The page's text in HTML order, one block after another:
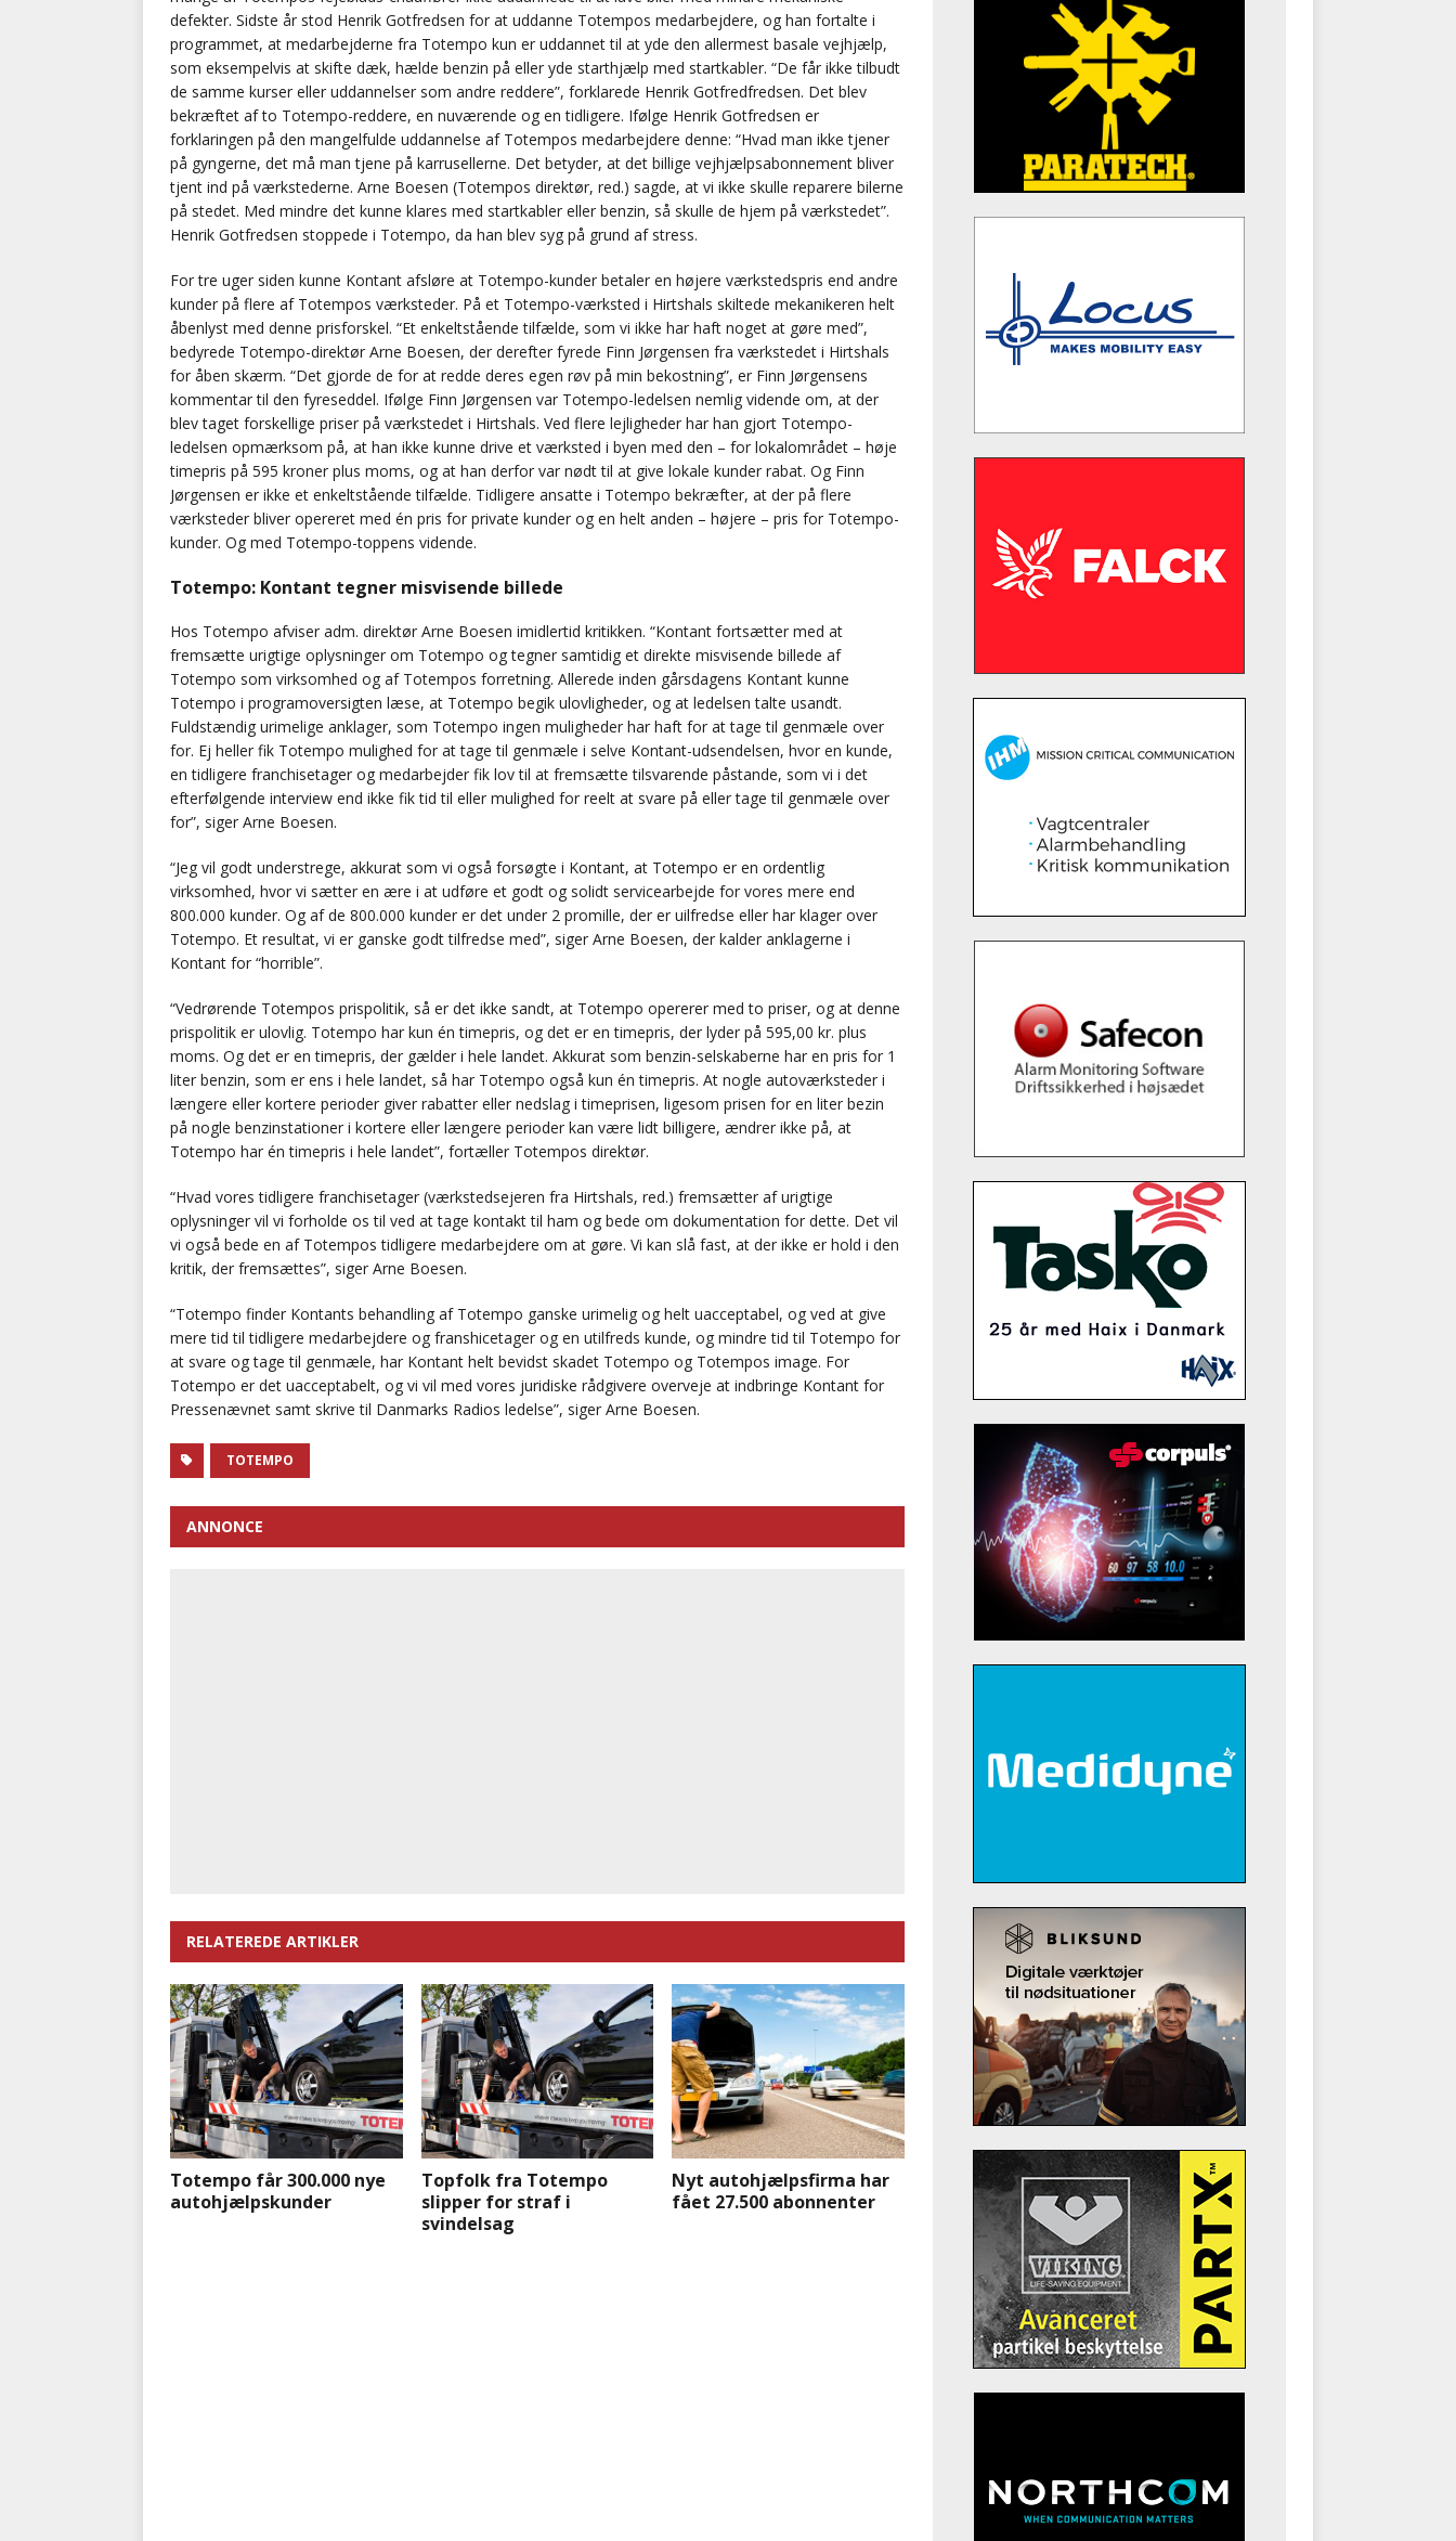
defekter. Sidste år stod Henrik Gotfredsen for at uddanne Totempos medarbejdere, og han fortalte i
programmet, at medarbejderne fra Totempo kun er uddannet til at yde den allermest basale vejhjælp,
som eksempelvis at skifte dæk, hælde benzin på eller yde starthjælp med startkabler. “De får ikke tilbudt
de samme kurser eller uddannelser som andre reddere”, forklarede Henrik Gotfredfredsen. Det blev
bekræftet af to Totempo-reddere, en nuværende og en tidligere. Ifølge Henrik Gotfredsen er
forklaringen på den mangelfulde uddannelse af Totempos medarbejdere denne: “Hvad man ikke tjener
på gyngerne, det må man tjene på karrusellerne. Det betyder, at det billige vejhjælpsabonnement bliver
tjent ind på værkstederne. Arne Boesen (Totempos direktør, red.) sagde, at vi ikke skulle reparere bilerne
på stedet. Med mindre det kunne klares med startkabler eller benzin, så skulle de hjem på værkstedet”.
Henrik Gotfredsen stoppede i Totempo, da han blev syg på grund af stress.
For tre uger siden kunne Kontant afsløre at Totempo-kunder betaler en højere værkstedspris end andre
kunder på flere af Totempos værksteder. På et Totempo-værksted i Hirtshals skiltede mekanikeren helt
åbenlyst med denne prisforskel. “Et enkeltstående tilfælde, som vi ikke har haft noget at gøre med”,
bedyrede Totempo-direktør Arne Boesen, der derefter fyrede Finn Jørgensen fra værkstedet i Hirtshals
for åben skærm. “Det gjorde de for at redde deres egen røv på min bekostning”, er Finn Jørgensens
kommentar til den fyreseddel. Ifølge Finn Jørgensen var Totempo-ledelsen nemlig vidende om, at der
blev taget forskellige priser på værkstedet i Hirtshals. Ved flere lejligheder har han gjort Totempo-
ledelsen opmærksom på, at han ikke kunne drive et værksted i byen med den – for lokalområdet – høje
timepris på 595 kroner plus moms, og at han derfor var nødt til at give lokale kunder rabat. Og Finn
Jørgensen er ikke et enkeltstående tilfælde. Tidligere ansatte i Totempo bekræfter, at der på flere
værksteder bliver opereret med én pris for private kunder og en helt anden – højere – pris for Totempo-
kunder. Og med Totempo-toppens vidende.
Totempo: Kontant tegner misvisende billede
Hos Totempo afviser adm. direktør Arne Boesen imidlertid kritikken. “Kontant fortsætter med at
fremsætte urigtige oplysninger om Totempo og tegner samtidig et direkte misvisende billede af
Totempo som virksomhed og af Totempos forretning. Allerede inden gårsdagens Kontant kunne
Totempo i programoversigten læse, at Totempo begik ulovligheder, og at ledelsen talte usandt.
Fuldstændig urimelige anklager, som Totempo ingen muligheder har haft for at tage til genmæle over
for. Ej heller fik Totempo mulighed for at tage til genmæle i selve Kontant-udsendelsen, hvor en kunde,
en tidligere franchisetager og medarbejder fik lov til at fremsætte tilsvarende påstande, som vi i det
efterfølgende interview end ikke fik tid til eller mulighed for reelt at svare på eller tage til genmæle over
for”, siger Arne Boesen.
“Jeg vil godt understrege, akkurat som vi også forsøgte i Kontant, at Totempo er en ordentlig
virksomhed, hvor vi sætter en ære i at udføre et godt og solidt servicearbejde for vores mere end
800.000 kunder. Og af de 800.000 kunder er det under 2 promille, der er uilfredse eller har klager over
Totempo. Et resultat, vi er ganske godt tilfredse med”, siger Arne Boesen, der kalder anklagerne i
Kontant for “horrible”.
“Vedrørende Totempos prispolitik, så er det ikke sandt, at Totempo opererer med to priser, og at denne
prispolitik er ulovlig. Totempo har kun én timepris, og det er en timepris, der lyder på 595,00 kr. plus
moms. Og det er en timepris, der gælder i hele landet. Akkurat som benzin-selskaberne har en pris for 1
liter benzin, som er ens i hele landet, så har Totempo også kun én timepris. At nogle autoværksteder i
længere eller kortere perioder giver rabatter eller nedslag i timeprisen, ligesom prisen for en liter bezin
på nogle benzinstationer i kortere eller længere perioder kan være lidt billigere, ændrer ikke på, at
Totempo har én timepris i hele landet”, fortæller Totempos direktør.
“Hvad vores tidligere franchisetager (værkstedsejeren fra Hirtshals, red.) fremsætter af urigtige
oplysninger vil vi forholde os til ved at tage kontakt til ham og bede om dokumentation for dette. Det vil
vi også bede en af Totempos tidligere medarbejdere om at gøre. Vi kan slå fast, at der ikke er hold i den
kritik, der fremsættes”, siger Arne Boesen.
“Totempo finder Kontants behandling af Totempo ganske urimelig og helt uacceptabel, og ved at give
mere tid til tidligere medarbejdere og franshicetager og en utilfreds kunde, og mindre tid til Totempo for
at svare og tage til genmæle, har Kontant helt bevidst skadet Totempo og Totempos image. For
Totempo er det uacceptabelt, og vi vil med vores juridiske rådgivere overveje at indbringe Kontant for
Pressenævnet samt skrive til Danmarks Radios ledelse”, siger Arne Boesen.
TOTEMPO
ANNONCE
RELATEREDE ARTIKLER
Totempo får 300.000 nye
autohjælpskunder
Topfolk fra Totempo
slipper for straf i
svindelsag
Nyt autohjælpsfirma har
fået 27.500 abonnenter